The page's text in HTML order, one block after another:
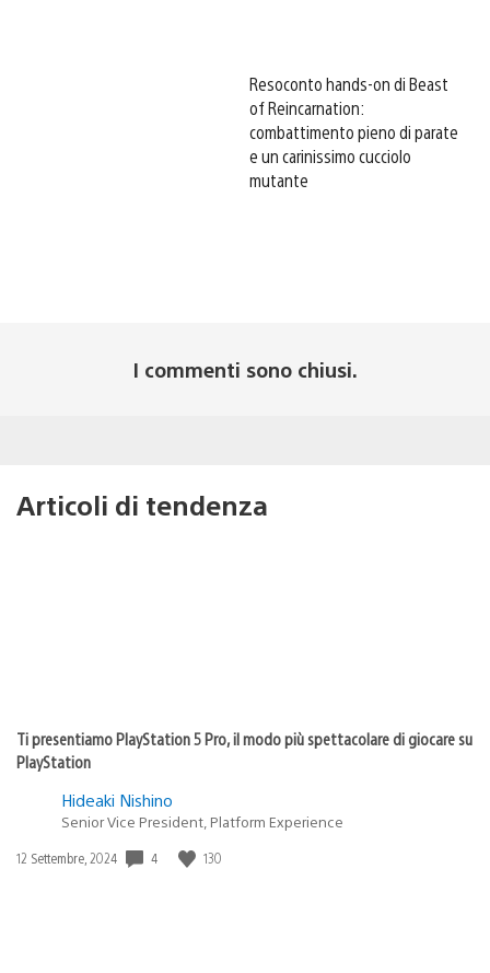
Resoconto hands-on di Beast
of Reincarnation:
combattimento pieno di parate
e un carinissimo cucciolo
mutante
I commenti sono chiusi.
Articoli di tendenza
Ti presentiamo PlayStation 5 Pro, il modo più spettacolare di giocare su
PlayStation
Hideaki Nishino
Senior Vice President, Platform Experience
Data
12 Settembre, 2024 4 130